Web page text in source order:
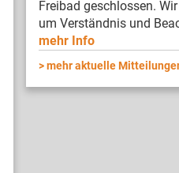
Freibad geschlossen.
um Verständnis und
mehr Info
mehr aktuelle